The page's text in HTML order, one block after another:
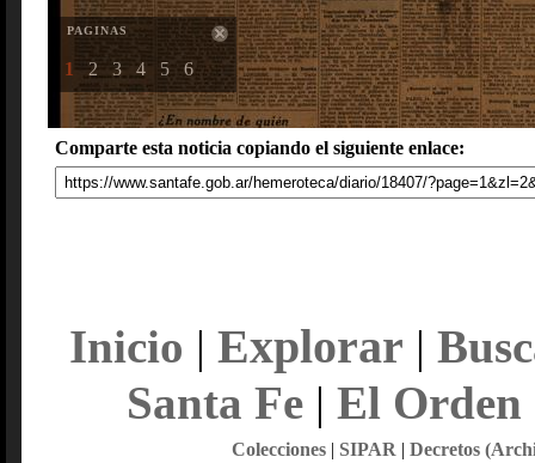
PAGINAS
1 2 3 4 5 6
Comparte esta noticia copiando el siguiente enlace:
Inicio | Explorar |
Santa Fe| El Orden
Colecciones| SIPAR | Decretos